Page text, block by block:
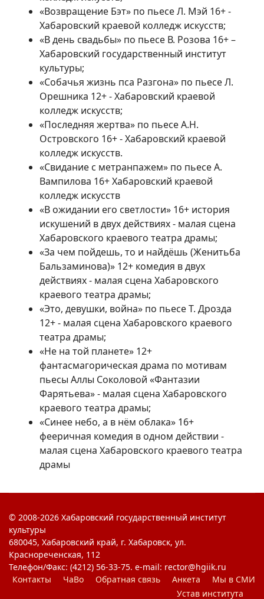
«Возвращение Бэт» по пьесе Л. Мэй 16+ -
Хабаровский краевой колледж искусств;
«В день свадьбы» по пьесе В. Розова 16+ –
Хабаровский государственный институт
культуры;
«Собачья жизнь пса Разгона» по пьесе Л.
Орешника 12+ - Хабаровский краевой
колледж искусств;
«Последняя жертва» по пьесе А.Н.
Островского 16+ - Хабаровский краевой
колледж искусств.
«Свидание с метранпажем» по пьесе А.
Вампилова 16+ Хабаровский краевой
колледж искусств
«В ожидании его светлости» 16+ история
искушений в двух действиях - малая сцена
Хабаровского краевого театра драмы;
«За чем пойдешь, то и найдёшь (Женитьба
Бальзаминова)» 12+ комедия в двух
действиях - малая сцена Хабаровского
краевого театра драмы;
«Это, девушки, война» по пьесе Т. Дрозда
12+ - малая сцена Хабаровского краевого
театра драмы;
«Не на той планете» 12+
фантасмагорическая драма по мотивам
пьесы Аллы Соколовой «Фантазии
Фарятьева» - малая сцена Хабаровского
краевого театра драмы;
«Синее небо, а в нём облака» 16+
фееричная комедия в одном действии -
малая сцена Хабаровского краевого театра
драмы
© 2008-2026 Хабаровский государственный институт
культуры
680045, Хабаровский край, г. Хабаровск, ул.
Краснореченская, 112
Телефон/Факс: (4212) 56-33-75. e-mail: rector@hgiik.ru
Контакты
ЧаВо Обратная связь Анкета
Мы в СМИ
Устав института